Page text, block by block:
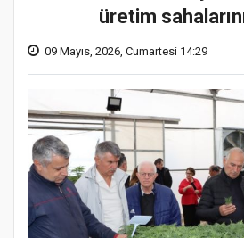
üretim
09 Mayıs, 2026, Cumartesi 14:29